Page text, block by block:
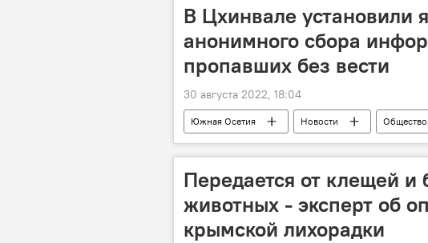
В Цхинвале установили
анонимного сбора
пропавших без вести
30 августа 2022, 18:04
Южная Осетия Новости Общество
Передается от клещей и
животных - эксперт об
крымской лихорадки